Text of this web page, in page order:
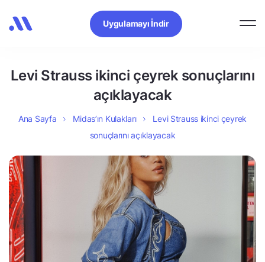
Uygulamayı İndir
Levi Strauss ikinci çeyrek sonuçlarını
açıklayacak
Ana Sayfa Midas’ın Kulakları
Levi Strauss ikinci çeyrek
sonuçlarını açıklayacak